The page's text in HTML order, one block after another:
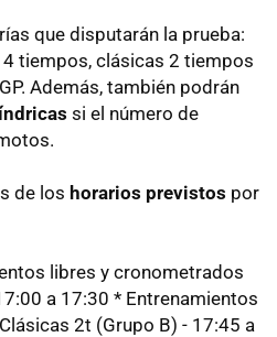
que disputarán la prueba:
tiempos, clásicas 2 tiempos
Además, también podrán
si el número de
de los horarios previstos por
libres y cronometrados
a 17:30 * Entrenamientos
2t (Grupo B) - 17:45 a